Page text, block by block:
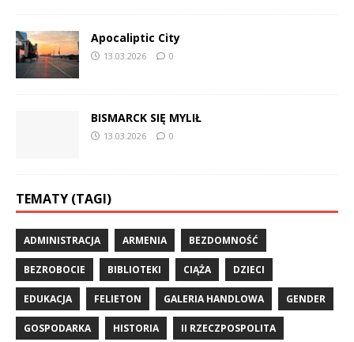
Apocaliptic City
13.03.2026 0
BISMARCK SIĘ MYLIŁ
13.03.2026 0
TEMATY (TAGI)
ADMINISTRACJA ARMENIA BEZDOMNOŚĆ
BEZROBOCIE BIBLIOTEKI CIĄŻA DZIECI
EDUKACJA FELIETON GALERIA HANDLOWA GENDER
GOSPODARKA HISTORIA II RZECZPOSPOLITA